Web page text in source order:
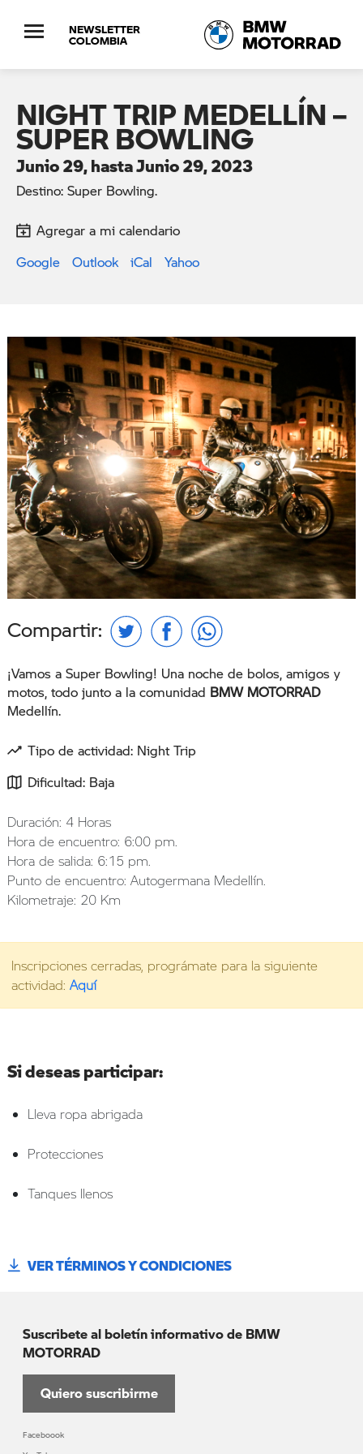
NEWSLETTER
COLOMBIA
NIGHT TRIP MEDELLÍN –
SUPER BOWLING
Junio 29, hasta Junio 29, 2023
Destino: Super Bowling.
Agregar a mi calendario
Google
Outlook iCal Yahoo
¡Vamos a Super Bowling! Una noche de bolos, amigos y
motos, todo junto a la comunidad BMW MOTORRAD
Medellín.
Tipo de actividad: Night Trip
Dificultad: Baja
Duración: 4 Horas
Hora de encuentro: 6:00 pm.
Hora de salida: 6:15 pm.
Punto de encuentro: Autogermana Medellín.
Kilometraje: 20 Km
Inscripciones cerradas, prográmate para la siguiente
actividad: Aquí
Compartir:
Si deseas participar:
Lleva ropa abrigada
Protecciones
Tanques llenos
VER TÉRMINOS Y CONDICIONES
Suscribete al boletín informativo de BMW
MOTORRAD
Quiero suscribirme
Faceboook